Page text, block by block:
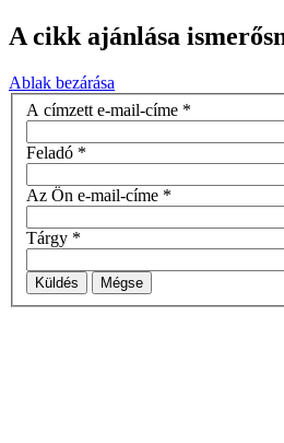
A cikk ajánlása
Ablak bezárása
A címzett e-mail-címe *
Feladó *
Az Ön e-mail-címe *
Tárgy *
Küldés Mégse